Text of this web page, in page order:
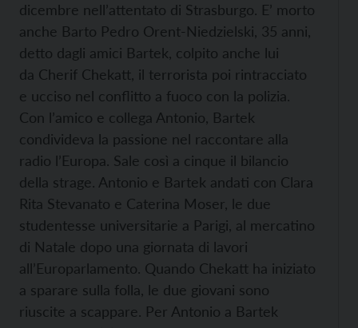
dicembre nell’attentato di Strasburgo. E’ morto
anche Barto Pedro Orent-Niedzielski, 35 anni,
detto dagli amici Bartek, colpito anche lui
da Cherif Chekatt, il terrorista poi rintracciato
e ucciso nel conflitto a fuoco con la polizia.
Con l’amico e collega Antonio, Bartek
condivideva la passione nel raccontare alla
radio l’Europa. Sale così a cinque il bilancio
della strage. Antonio e Bartek andati con Clara
Rita Stevanato e Caterina Moser, le due
studentesse universitarie a Parigi, al mercatino
di Natale dopo una giornata di lavori
all’Europarlamento. Quando Chekatt ha iniziato
a sparare sulla folla, le due giovani sono
riuscite a scappare. Per Antonio a Bartek